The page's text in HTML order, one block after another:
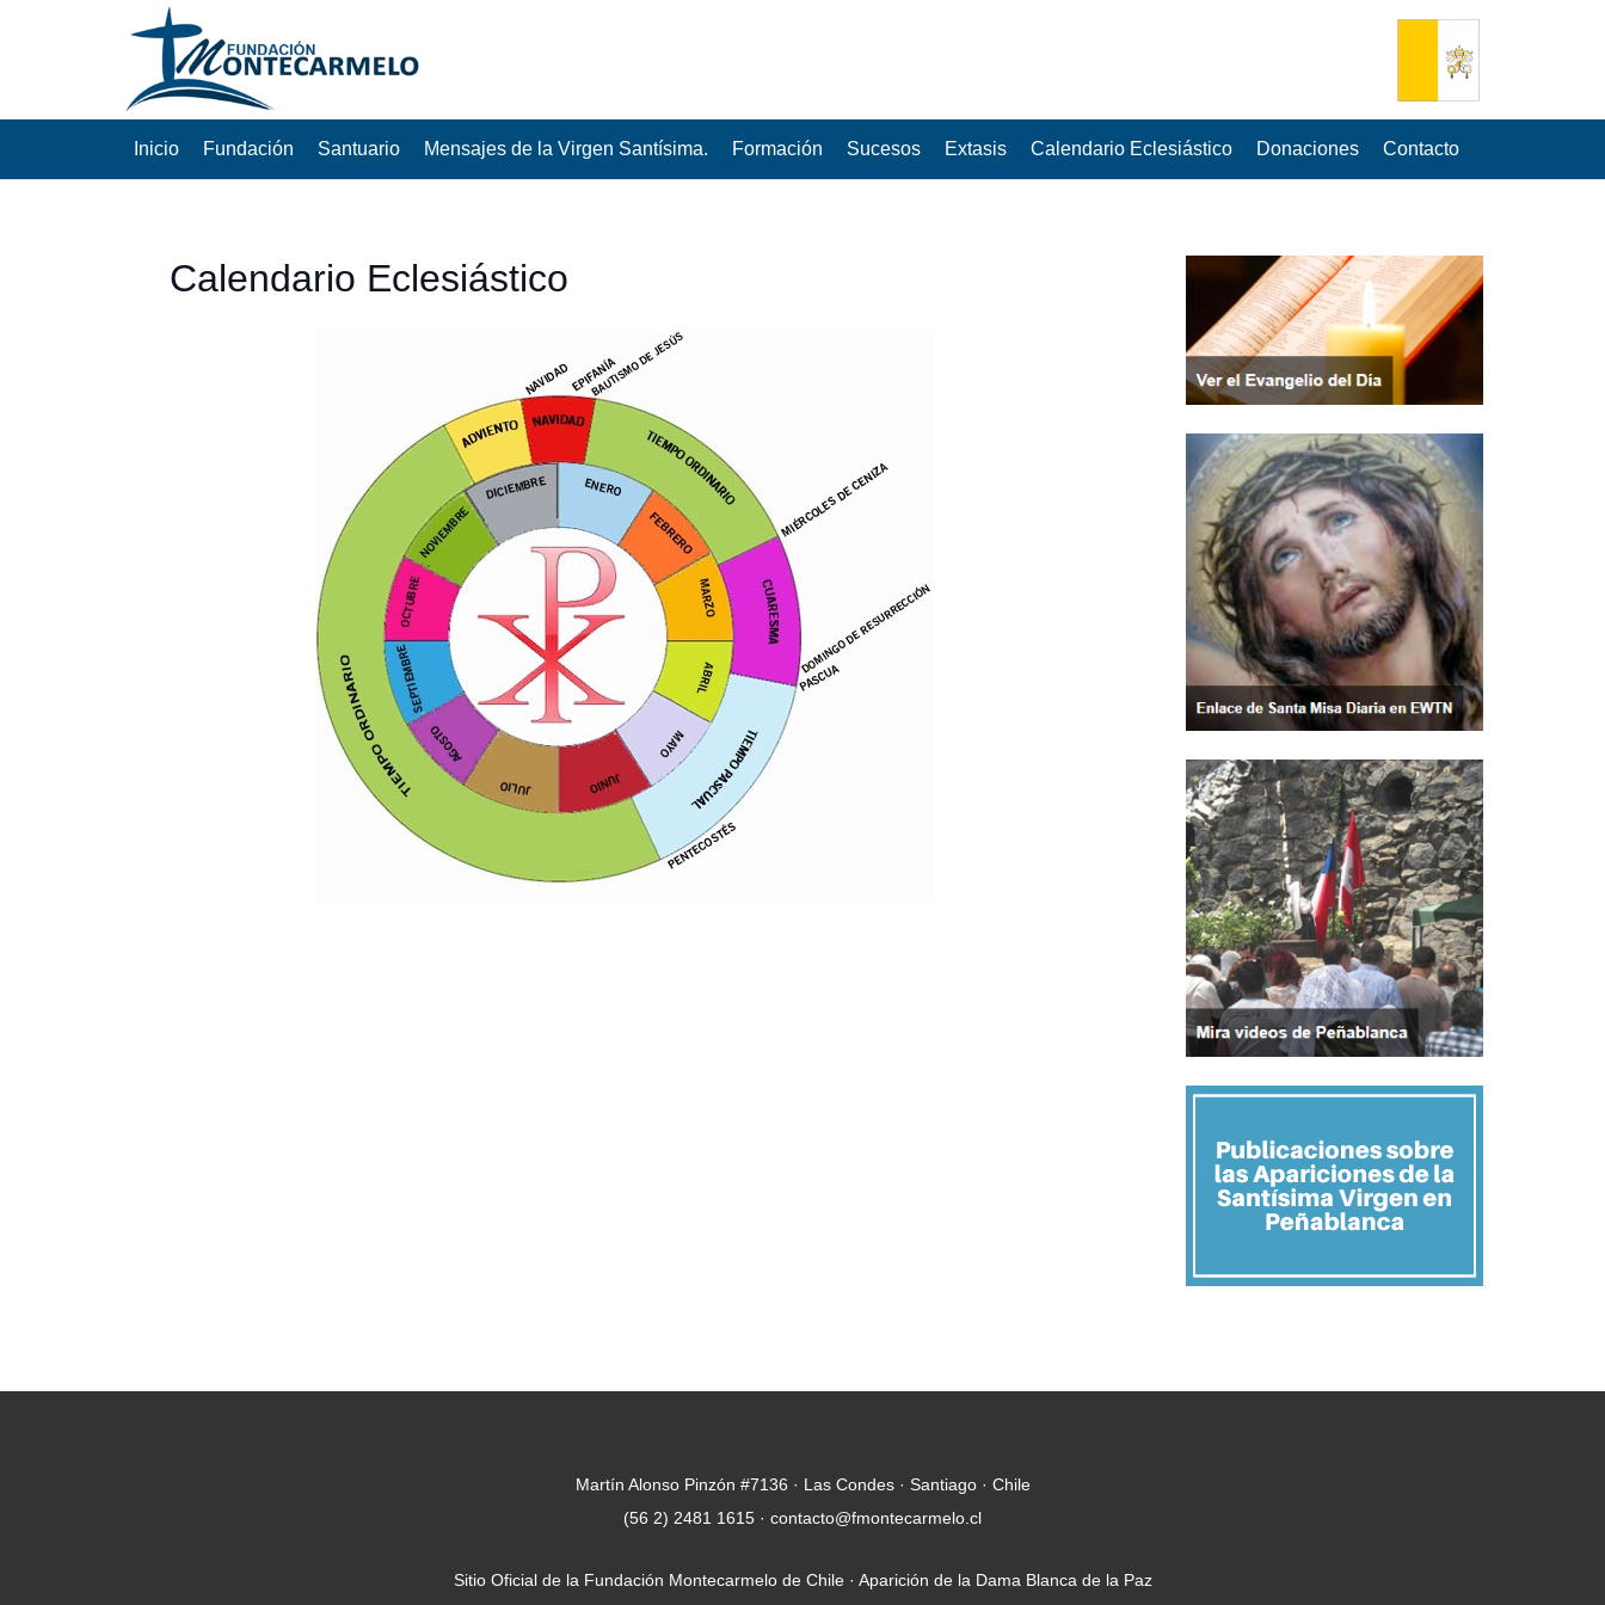
Inicio Fundación Santuario Mensajes de la Virgen Santísima. Formación Sucesos Extasis Calendario Eclesiástico Donaciones Contacto
Calendario Eclesiástico
Martín Alonso Pinzón #7136 · Las Condes · Santiago · Chile
(56 2) 2481 1615 · contacto@fmontecarmelo.cl
Sitio Oficial de la Fundación Montecarmelo de Chile · Aparición de la Dama Blanca de la Paz